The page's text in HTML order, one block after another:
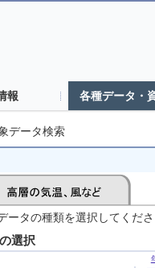
報 各種データ・
データ検索
ータの種類を選択してくだ
選択